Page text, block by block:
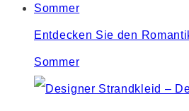
Entdecken Sie den
Sommer